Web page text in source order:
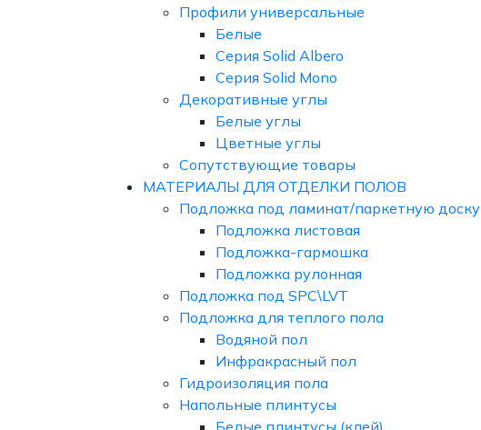
Профили универсальные
Белые
Серия Solid Albero
Серия Solid Mono
Декоративные углы
Белые углы
Цветные углы
Сопутствующие товары
МАТЕРИАЛЫ ДЛЯ ОТДЕЛКИ ПОЛОВ
Подложка под ламинат/паркетную доску
Подложка листовая
Подложка-гармошка
Подложка рулонная
Подложка под SPC\LVT
Подложка для теплого пола
Водяной пол
Инфракрасный пол
Гидроизоляция пола
Напольные плинтусы
Белые плинтусы (клей)